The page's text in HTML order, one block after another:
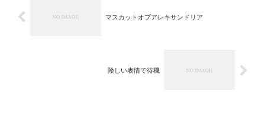
マスカットオブアレキサンドリア
険しい表情で待機